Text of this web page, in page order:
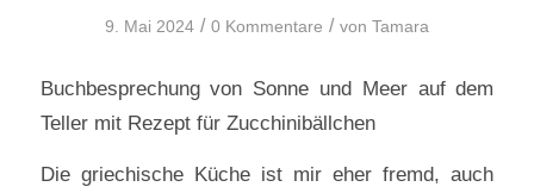
9. Mai 2024 / 0 Kommentare / von Tamara
Buchbesprechung von Sonne und Meer auf dem
Teller mit Rezept für Zucchinibällchen
Die griechische Küche ist mir eher fremd, auch